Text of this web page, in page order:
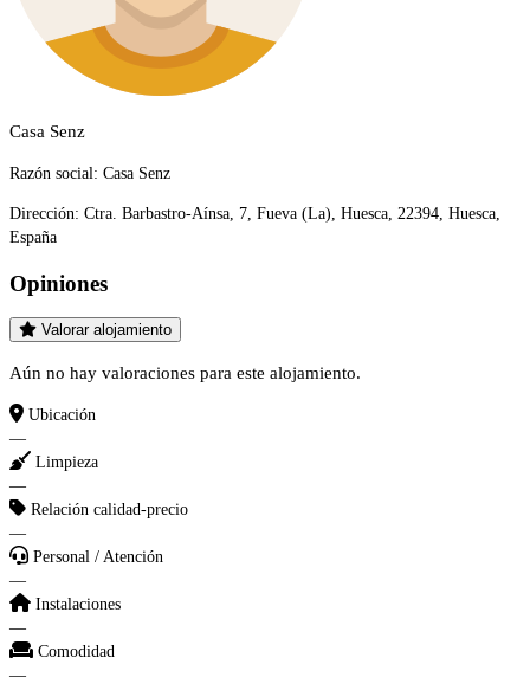
Casa Senz
Razón social: Casa Senz
Dirección: Ctra. Barbastro-Aínsa, 7, Fueva (La), Huesca, 22394, Huesca,
España
Opiniones
Valorar alojamiento
Aún no hay valoraciones para este alojamiento.
Ubicación
—
Limpieza
—
Relación calidad-precio
—
Personal / Atención
—
Instalaciones
—
Comodidad
—